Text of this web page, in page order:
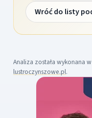
Wróć do listy
Analiza została wykonana
lustroczynszowe.pl.